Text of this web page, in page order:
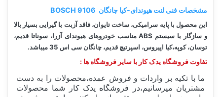
مشخصات فنی لنت هیوندای-کیا چانگان BOSCH 9106
این محصول با پایه سرامیکی، ساخت تایوان، فاقد آزبت با گیرایی بسیار بالا
و سازگار با سیستم ABS مناسب خودروهای هیوندای آزرا، سوناتا قدیم،
توسان، کوپه،کیا اپیروس، اسپرتیچ قدیم، چانگان سی اس 35 میباشد.
تفاوت فروشگاه یدک کار با سایر فروشگاه ها :
ما با تکیه بر واردات و فروش عمده،محصولات را به دست
مشتریان میرسانیم،در فروشگاه یدک کار شما محصولات